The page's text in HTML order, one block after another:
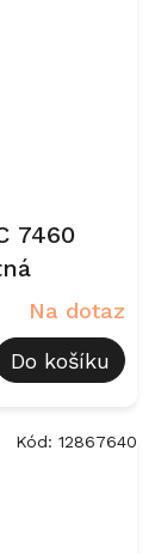
7460
Na dotaz
Do košíku
Kód: 12867640